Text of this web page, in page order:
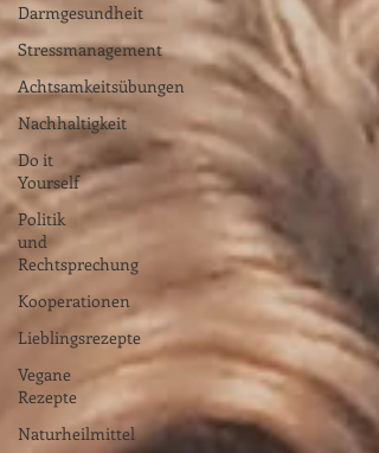
Darmgesundheit
Stressmanagement
Achtsamkeitsübungen
Nachhaltigkeit
Do it
Yourself
Politik
und
Rechtsprechung
Kooperationen
Lieblingsrezepte
Vegane
Rezepte
Naturheilmittel